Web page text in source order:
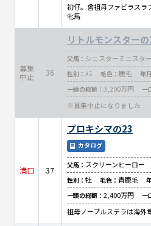
初仔。曾祖母ファビラスラ
牝馬
募集
中止
36
リトルモンスター
父馬： シニスターミニスター
性別： ﾒｽ 毛色： 鹿毛 年
一頭の総額： 3,200万円 一
※募集中止になりました
満口 37
プロキシマの23
カタログ
父馬： スクリーンヒーロー
性別： 牡 毛色： 青鹿毛
一頭の総額： 2,400万円 一
祖母ノーブルステラは海外